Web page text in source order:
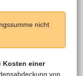
nicht
Kosten einer
von